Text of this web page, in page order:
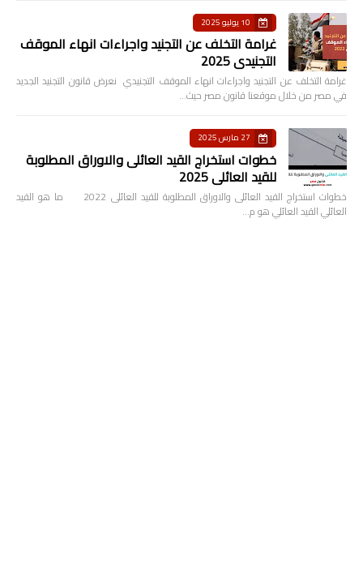
10 يوليو 2025
غرامة التخلف عن التجنيد واجراءات انهاء الموقف
التجنيدي 2025
غرامة التخلف عن التجنيد واجراءات انهاء الموقف التجنيدي نعرض قانون التجنيد الجديد
في مصر من خلال موقعنا قانون مصر حيث…
27 مارس 2025
خطوات استخراج القيد العائلى والاوراق المطلوبة
للقيد العائلى 2025
خطوات استخراج القيد العائلى والاوراق المطلوبة للقيد العائلى 2022 ما هو القيد
العائلي القيد العائلي هو م…